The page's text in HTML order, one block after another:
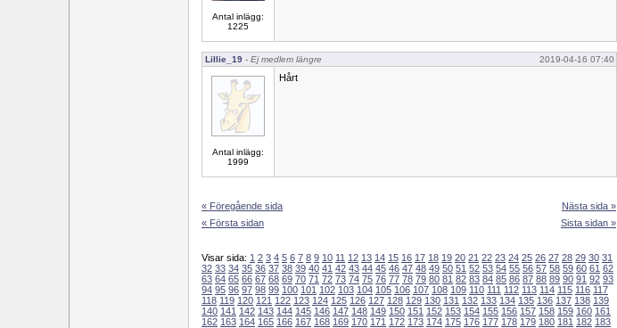
Antal inlägg:
1225
Lillie_19 - Ej medlem längre 2019-04-16 07:40
Antal inlägg:
1999
Hårt
« Föregående sida
« Första sidan
Nästa sida »
Sista sidan »
Visar sida: 1 2 3 4 5 6 7 8 9 10 11 12 13 14 15 16 17 18 19 20 21 22 23 24 25 26 27 28 29 30 31
32 33 34 35 36 37 38 39 40 41 42 43 44 45 46 47 48 49 50 51 52 53 54 55 56 57 58 59 60 61 62
63 64 65 66 67 68 69 70 71 72 73 74 75 76 77 78 79 80 81 82 83 84 85 86 87 88 89 90 91 92 93
94 95 96 97 98 99 100 101 102 103 104 105 106 107 108 109 110 111 112 113 114 115 116 117
118 119 120 121 122 123 124 125 126 127 128 129 130 131 132 133 134 135 136 137 138 139
140 141 142 143 144 145 146 147 148 149 150 151 152 153 154 155 156 157 158 159 160 161
162 163 164 165 166 167 168 169 170 171 172 173 174 175 176 177 178 179 180 181 182 183